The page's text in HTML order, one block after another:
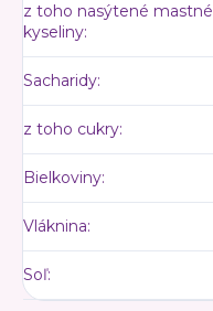
z toho nasýtené mastné
kyseliny:
Sacharidy:
z toho cukry:
Bielkoviny:
Vláknina:
Soľ: